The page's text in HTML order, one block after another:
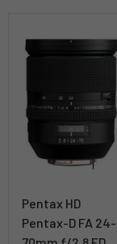
Pentax HD
Pentax-D FA 24-